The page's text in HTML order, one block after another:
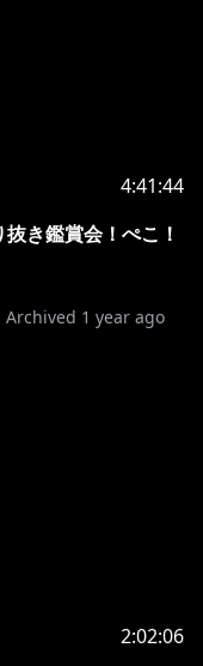
4:41:44
き鑑賞会！ぺこ！
Archived 1 year ago
2:02:06